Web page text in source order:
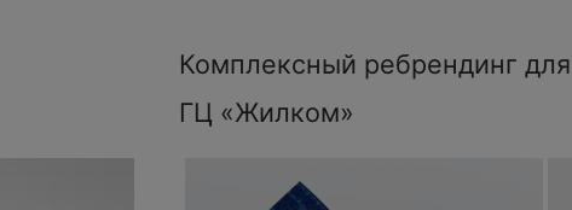
Комплексный ребрендинг для
ГЦ «Жилком»